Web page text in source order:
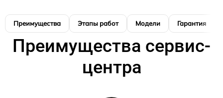
Преимущества Этапы работ Модели Гарантия
Преимущества сервис-
центра